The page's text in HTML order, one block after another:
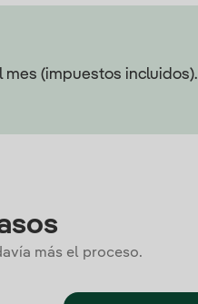
mes (impuestos incluidos).
más el proceso.